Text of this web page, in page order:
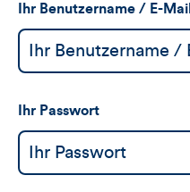
Ihr Benutzername / E-
Ihr Passwort